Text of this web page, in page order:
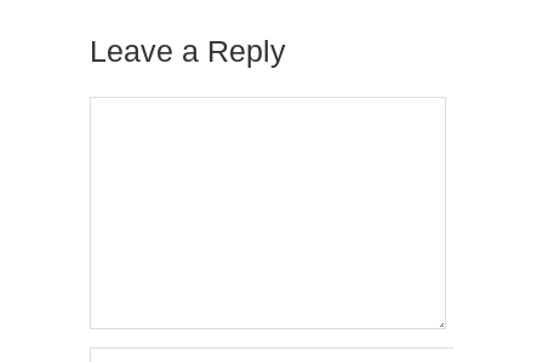
Leave a Reply